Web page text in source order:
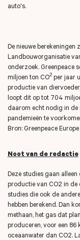
auto's.
De nieuwe berekeningen
Landbouworganisatie
onderzoek. Greenpeace
miljoen ton CO2per jaar
productie van
loopt dit op tot 704
daarom echt nodig in
pandemieën te
Bron: Greenpeace Europe
Noot van de redactie
Deze studies gaan
productie van CO2 in de
studies die ook de
hebben berekend. Dan
methaan, het gas dat
produceren, voor een 86
oceaanwater dan CO2.